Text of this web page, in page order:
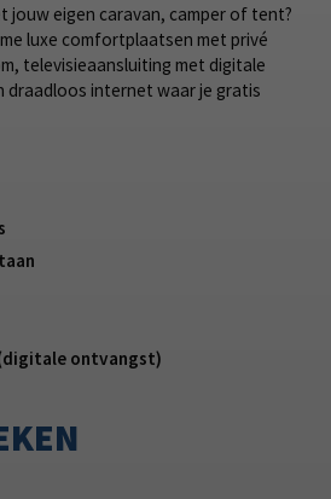
jouw eigen caravan, camper of tent?
luxe comfortplaatsen met privé
televisieaansluiting met digitale
draadloos internet waar je gratis
ontvangst)